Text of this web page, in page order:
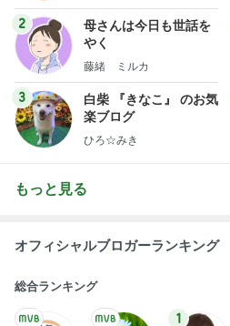
2
母さんは今日も世話を
やく
藤緒 ミルカ
3
白柴 『きなこ』 のお気
楽ブログ
ひろ☆みき
もっと見る
オフィシャルブロガーランキング
総合ランキング
1